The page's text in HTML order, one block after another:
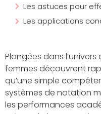
Les astuces pour
Les applications
Plongées dans
femmes découvrent
qu’une simple
systèmes de notation
les performances